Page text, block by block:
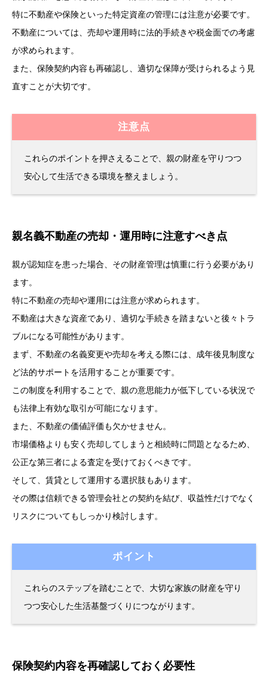
特に不動産や保険といった特定資産の管理には注意が必要です。
不動産については、売却や運用時に法的手続きや税金面での考慮
が求められます。
また、保険契約内容も再確認し、適切な保障が受けられるよう見
直すことが大切です。
注意点
これらのポイントを押さえることで、親の財産を守りつつ
安心して生活できる環境を整えましょう。
親名義不動産の売却・運用時に注意すべき点
親が認知症を患った場合、その財産管理は慎重に行う必要があり
ます。
特に不動産の売却や運用には注意が求められます。
不動産は大きな資産であり、適切な手続きを踏まないと後々トラ
ブルになる可能性があります。
まず、不動産の名義変更や売却を考える際には、成年後見制度な
ど法的サポートを活用することが重要です。
この制度を利用することで、親の意思能力が低下している状況で
も法律上有効な取引が可能になります。
また、不動産の価値評価も欠かせません。
市場価格よりも安く売却してしまうと相続時に問題となるため、
公正な第三者による査定を受けておくべきです。
そして、賃貸として運用する選択肢もあります。
その際は信頼できる管理会社との契約を結び、収益性だけでなく
リスクについてもしっかり検討します。
ポイント
これらのステップを踏むことで、大切な家族の財産を守り
つつ安心した生活基盤づくりにつながります。
保険契約内容を再確認しておく必要性